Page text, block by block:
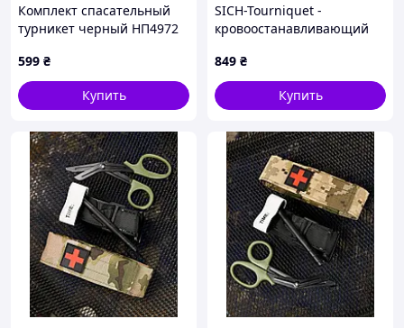
Комплект спасательный
турникет черный НП4972
599 ₴
Купить
SICH-Tourniquet -
кровоостанавливающий
849 ₴
Купить